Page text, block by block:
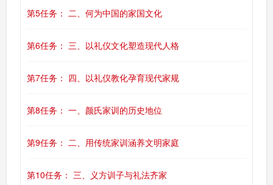
第5任务： 二、何为中国的家国文化
第6任务： 三、以礼仪文化塑造现代人格
第7任务： 四、以礼仪教化孕育现代家规
第8任务： 一、颜氏家训的历史地位
第9任务： 二、用传统家训涵养文明家庭
第10任务： 三、义方训子与礼法齐家